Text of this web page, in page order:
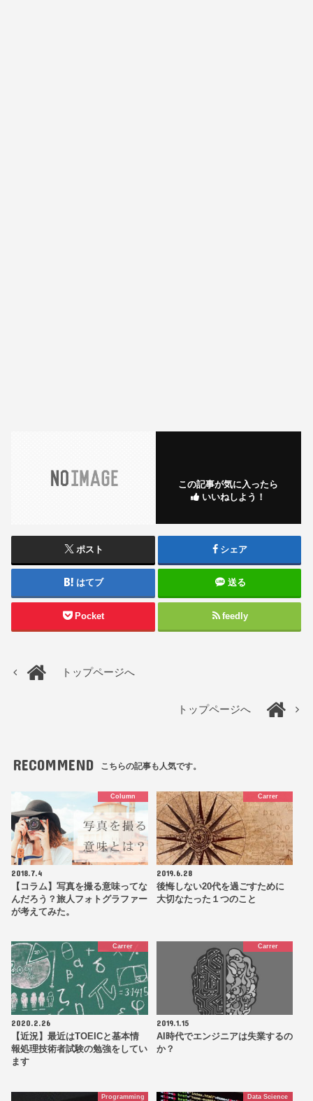
この記事が気に入ったら
いいねしよう！
ポスト シェア
はてブ 送る
Pocket feedly
トップページへ
トップページへ
RECOMMEND こちらの記事も人気です。
Column
2018.7.4
【コラム】写真を撮る意味ってな
んだろう？旅人フォトグラファー
が考えてみた。
Carrer
2019.6.28
後悔しない20代を過ごすために
大切なたった１つのこと
Carrer
2020.2.26
【近況】最近はTOEICと基本情
報処理技術者試験の勉強をしてい
ます
Carrer
2019.1.15
AI時代でエンジニアは失業するの
か？
Programming Data Science